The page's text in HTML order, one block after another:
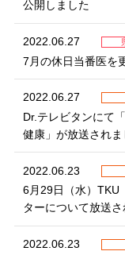
公開しました
2022.06.27
7月の休日当番医を
2022.06.27
Dr.テレビタンにて
健康」が放送されま
2022.06.23
6月29日（水）TKU
ターについて放送さ
2022.06.23